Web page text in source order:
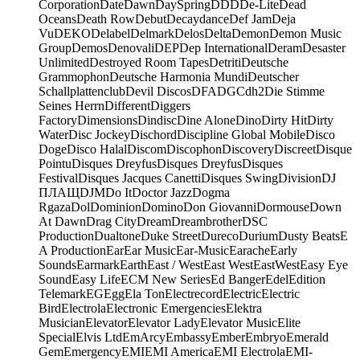
CorporationDateDawnDaySpringDDDDe-LiteDead
OceansDeath RowDebutDecaydanceDef JamDeja
VuDEKODelabelDelmarkDelosDeltaDemonDemon Music
GroupDemosDenovaliDEPDep InternationalDeramDesaster
UnlimitedDestroyed Room TapesDetritiDeutsche
GrammophonDeutsche Harmonia MundiDeutscher
SchallplattenclubDevil DiscosDFADGCdh2Die Stimme
Seines HerrnDifferentDiggers
FactoryDimensionsDindiscDine AloneDinoDirty HitDirty
WaterDisc JockeyDischordDiscipline Global MobileDisco
DogeDisco HalalDiscomDiscophonDiscoveryDiscreetDisque
PointuDisques DreyfusDisques DreyfusDisques
FestivalDisques Jacques CanettiDisques SwingDivisionDJ
ПЛАЩDJMDo ItDoctor JazzDogma
RgazaDolDominionDominoDon GiovanniDormouseDown
At DawnDrag CityDreamDreambrotherDSC
ProductionDualtoneDuke StreetDurecoDuriumDusty BeatsE
A ProductionEarEar MusicEar-MusicEaracheEarly
SoundsEarmarkEarthEast / WestEast WestEastWestEasy Eye
SoundEasy LifeECM New SeriesEd BangerEdelEdition
TelemarkEGEggEla TonElectrecordElectricElectric
BirdElectrolaElectronic EmergenciesElektra
MusicianElevatorElevator LadyElevator MusicElite
SpecialElvis LtdEmArcyEmbassyEmberEmbryoEmerald
GemEmergencyEMIEMI AmericaEMI ElectrolaEMI-